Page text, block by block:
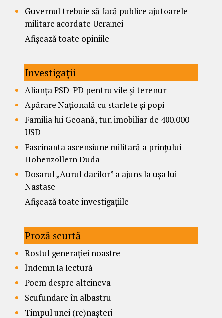
Guvernul trebuie să facă publice ajutoarele
militare acordate Ucrainei
Afișează toate opiniile
Investigații
Alianța PSD-PD pentru vile și terenuri
Apărare Națională cu starlete și popi
Familia lui Geoană, tun imobiliar de 400.000
USD
Fascinanta ascensiune militară a prințului
Hohenzollern Duda
Dosarul „Aurul dacilor” a ajuns la ușa lui
Nastase
Afișează toate investigațiile
Proză scurtă
Rostul generației noastre
Îndemn la lectură
Poem despre altcineva
Scufundare în albastru
Timpul unei (re)nașteri